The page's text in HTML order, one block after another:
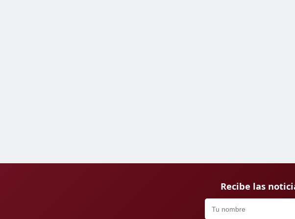
Recibe las